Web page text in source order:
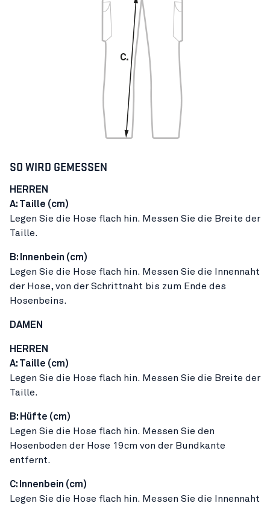
SO WIRD GEMESSEN
HERREN
A: Taille (cm)
Legen Sie die Hose flach hin. Messen Sie die Breite der
Taille.
B: Innenbein (cm)
Legen Sie die Hose flach hin. Messen Sie die Innennaht
der Hose, von der Schrittnaht bis zum Ende des
Hosenbeins.
DAMEN
HERREN
A: Taille (cm)
Legen Sie die Hose flach hin. Messen Sie die Breite der
Taille.
B: Hüfte (cm)
Legen Sie die Hose flach hin. Messen Sie den
Hosenboden der Hose 19cm von der Bundkante
entfernt.
C: Innenbein (cm)
Legen Sie die Hose flach hin. Messen Sie die Innennaht